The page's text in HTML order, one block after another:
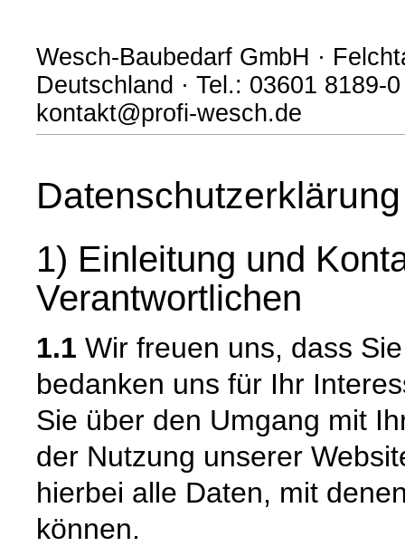
Wesch-Baubedarf GmbH ·
Deutschland · Tel.: 03601 8189-
kontakt@profi-wesch.de
Datenschutzerklärung
1) Einleitung und
Verantwortlichen
1.1 Wir freuen uns, dass
bedanken uns für Ihr
Sie über den Umgang mit
der Nutzung unserer
hierbei alle Daten, mit
können.